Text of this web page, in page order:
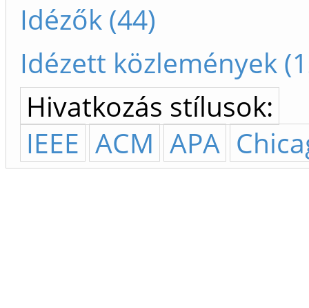
Idézők (44)
Idézett közlemények
Hivatkozás stílusok:
IEEE ACM APA